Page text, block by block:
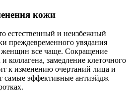
кожи
естественный и неизбежный
преждевременного увядания
женщин все чаще. Сокращение
коллагена, замедление клеточного
к изменению очертаний лица и
самые эффективные антиэйдж